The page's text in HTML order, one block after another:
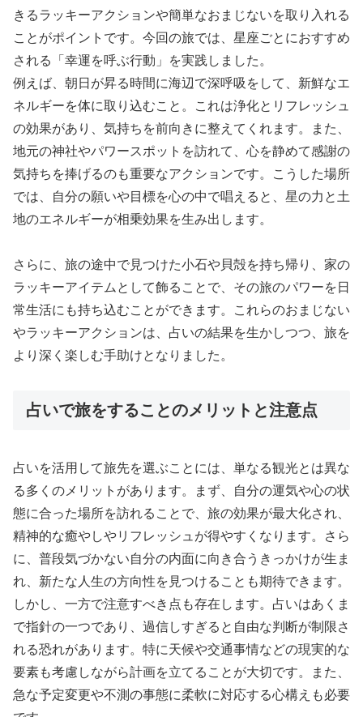
きるラッキーアクションや簡単なおまじないを取り入れる
ことがポイントです。今回の旅では、星座ごとにおすすめ
される「幸運を呼ぶ行動」を実践しました。
例えば、朝日が昇る時間に海辺で深呼吸をして、新鮮なエ
ネルギーを体に取り込むこと。これは浄化とリフレッシュ
の効果があり、気持ちを前向きに整えてくれます。また、
地元の神社やパワースポットを訪れて、心を静めて感謝の
気持ちを捧げるのも重要なアクションです。こうした場所
では、自分の願いや目標を心の中で唱えると、星の力と土
地のエネルギーが相乗効果を生み出します。
さらに、旅の途中で見つけた小石や貝殻を持ち帰り、家の
ラッキーアイテムとして飾ることで、その旅のパワーを日
常生活にも持ち込むことができます。これらのおまじない
やラッキーアクションは、占いの結果を生かしつつ、旅を
より深く楽しむ手助けとなりました。
占いで旅をすることのメリットと注意点
占いを活用して旅先を選ぶことには、単なる観光とは異な
る多くのメリットがあります。まず、自分の運気や心の状
態に合った場所を訪れることで、旅の効果が最大化され、
精神的な癒やしやリフレッシュが得やすくなります。さら
に、普段気づかない自分の内面に向き合うきっかけが生ま
れ、新たな人生の方向性を見つけることも期待できます。
しかし、一方で注意すべき点も存在します。占いはあくま
で指針の一つであり、過信しすぎると自由な判断が制限さ
れる恐れがあります。特に天候や交通事情などの現実的な
要素も考慮しながら計画を立てることが大切です。また、
急な予定変更や不測の事態に柔軟に対応する心構えも必要